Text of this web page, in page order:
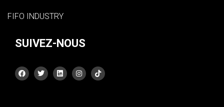
FIFO INDUSTRY
SUIVEZ-NOUS